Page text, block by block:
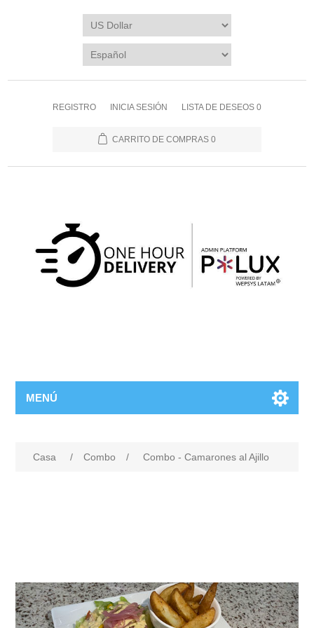
REGISTRO INICIA SESIÓN LISTA DE DESEOS 0
CARRITO DE COMPRAS 0
MENÚ
Casa / Combo / Combo - Camarones al Ajillo